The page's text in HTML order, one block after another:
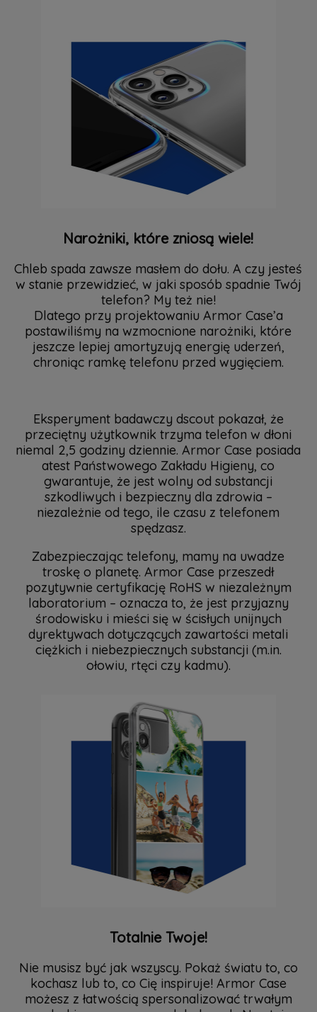
Narożniki, które zniosą wiele!
Chleb spada zawsze masłem do dołu. A czy jesteś
w stanie przewidzieć, w jaki sposób spadnie Twój
telefon? My też nie!
Dlatego przy projektowaniu Armor Case’a
postawiliśmy na wzmocnione narożniki, które
jeszcze lepiej amortyzują energię uderzeń,
chroniąc ramkę telefonu przed wygięciem.
Eksperyment badawczy dscout pokazał, że
przeciętny użytkownik trzyma telefon w dłoni
niemal 2,5 godziny dziennie. Armor Case posiada
atest Państwowego Zakładu Higieny, co
gwarantuje, że jest wolny od substancji
szkodliwych i bezpieczny dla zdrowia –
niezależnie od tego, ile czasu z telefonem
spędzasz.
Zabezpieczając telefony, mamy na uwadze
troskę o planetę. Armor Case przeszedł
pozytywnie certyfikację RoHS w niezależnym
laboratorium – oznacza to, że jest przyjazny
środowisku i mieści się w ścisłych unijnych
dyrektywach dotyczących zawartości metali
ciężkich i niebezpiecznych substancji (m.in.
ołowiu, rtęci czy kadmu).
Totalnie Twoje!
Nie musisz być jak wszyscy. Pokaż światu to, co
kochasz lub to, co Cię inspiruje! Armor Case
możesz z łatwością spersonalizować trwałym